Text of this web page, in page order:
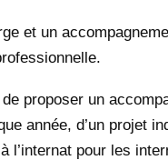
et un
proposer un
année, d’un projet
l’internat pour les